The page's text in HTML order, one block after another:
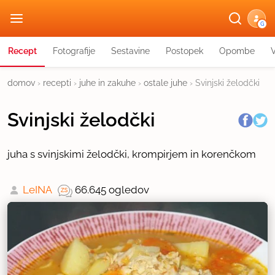
G
Recept Fotografije Sestavine Postopek Opombe
domov › recepti › juhe in zakuhe › ostale juhe › Svinjski želodčki
Svinjski želodčki
juha s svinjskimi želodčki, krompirjem in korenčkom
LeINA 66.645 ogledov